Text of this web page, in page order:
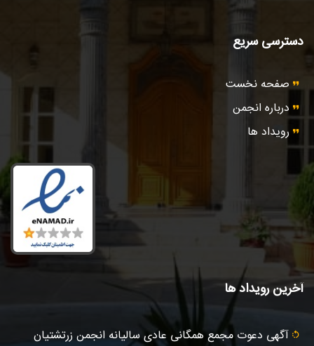
دسترسی سریع
صفحه نخست
درباره انجمن
رویداد ها
آخرین رویداد ها
آگهى دعوت مجمع همگانی عادى ساليانه انجمن زرتشتيان